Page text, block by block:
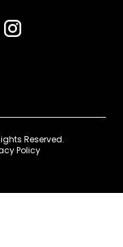
Reserved.
Policy